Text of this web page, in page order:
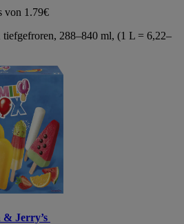
von 1.79€
tiefgefroren, 288–840 ml, (1 L = 6,22–
& Jerry’s